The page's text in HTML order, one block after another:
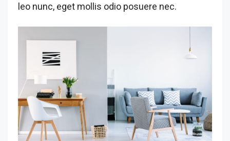
leo nunc, eget mollis odio posuere nec.